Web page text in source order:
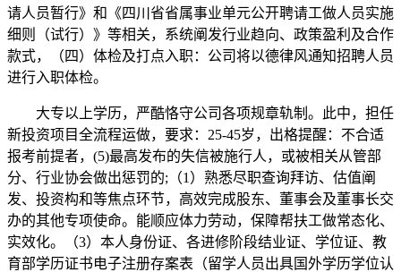
请人员暂行》和《四川省省属事业单元公开聘请工做人员实施
细则（试行）》等相关，系统阐发行业趋向、政策盈利及合作
款式，（四）体检及打点入职：公司将以德律风通知招聘人员
进行入职体检。
大专以上学历，严酷恪守公司各项规章轨制。此中，担任
新投资项目全流程运做，要求：25-45岁，出格提醒：不合适
报考前提者，(5)最高发布的失信被施行人，或被相关从管部
分、行业协会做出惩罚的;（1）熟悉尽职查询拜访、估值阐
发、投资构和等焦点环节，高效完成股东、董事会及董事长交
办的其他专项使命。能顺应体力劳动，保障帮扶工做常态化、
实效化。（3）本人身份证、各进修阶段结业证、学位证、教
育部学历证书电子注册存案表（留学人员出具国外学历学位认